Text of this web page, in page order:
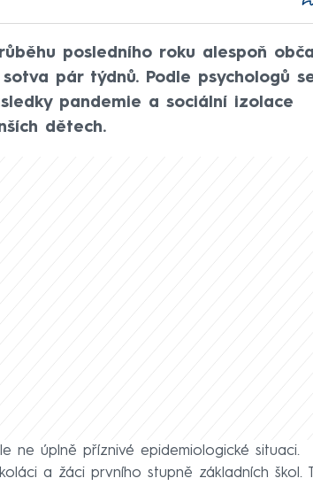
posledního roku alespoň
pár týdnů. Podle psychologů
pandemie a sociální izolace
dětech.
ne úplně příznivé epidemiologické situaci.
a žáci prvního stupně základních škol.